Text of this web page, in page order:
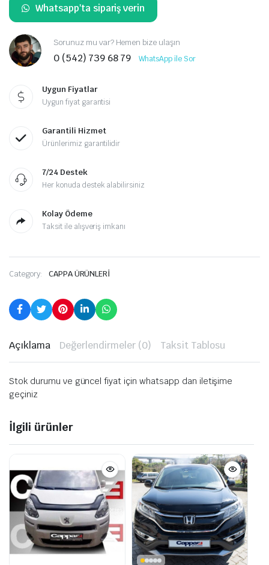
Whatsapp'ta sipariş verin
Sorunuz mu var? Hemen bize ulaşın
0 (542) 739 68 79 WhatsApp ile Sor
Uygun Fiyatlar
Uygun fiyat garantisi
Garantili Hizmet
Ürünlerimiz garantilidir
7/24 Destek
Her konuda destek alabilirsiniz
Kolay Ödeme
Taksit ile alışveriş imkanı
Category: CAPPA ÜRÜNLERİ
Açıklama Değerlendirmeler (0) Taksit Tablosu
Stok durumu ve güncel fiyat için whatsapp dan iletişime
geçiniz
İlgili ürünler